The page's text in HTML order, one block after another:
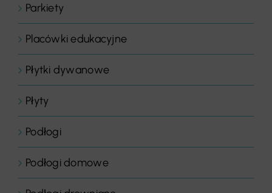
Parkiety
Placówki edukacyjne
Płytki dywanowe
Płyty
Podłogi
Podłogi domowe